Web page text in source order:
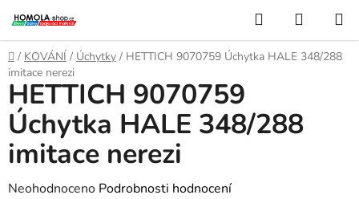
na
obsah
Hledat
KOŠÍK
Domů
/ KOVÁNÍ / Úchytky / HETTICH 9070759 Úchytka HALE 348/288
imitace nerezi
HETTICH 9070759
Úchytka HALE 348/288
imitace nerezi
Průměrné
Neohodnoceno Podrobnosti hodnocení